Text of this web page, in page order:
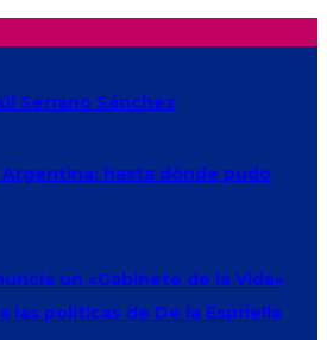
Serrano Sánchez
hasta dónde pudo
un «Gabinete de la Vida»
las políticas de De la Espriella